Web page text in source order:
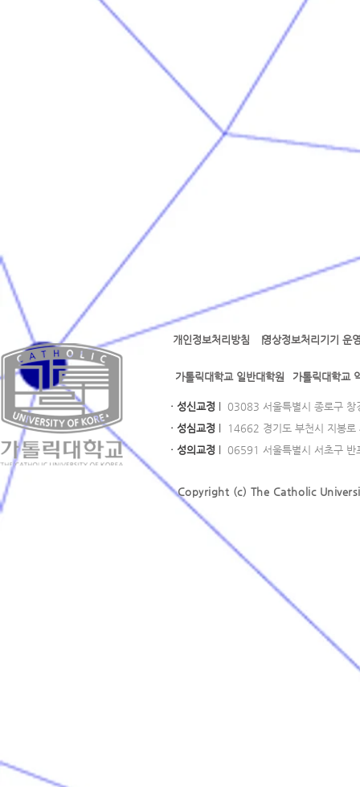
l l
개인정보처리방침 영상정보처리기기 운
가톨릭대학교 일반대학원 가톨릭대학교
· 성신교정
03083 서울특별시 종로구
· 성심교정
14662 경기도 부천시 지봉
· 성의교정
06591 서울특별시 서초구
Copyright (c) The Catholic